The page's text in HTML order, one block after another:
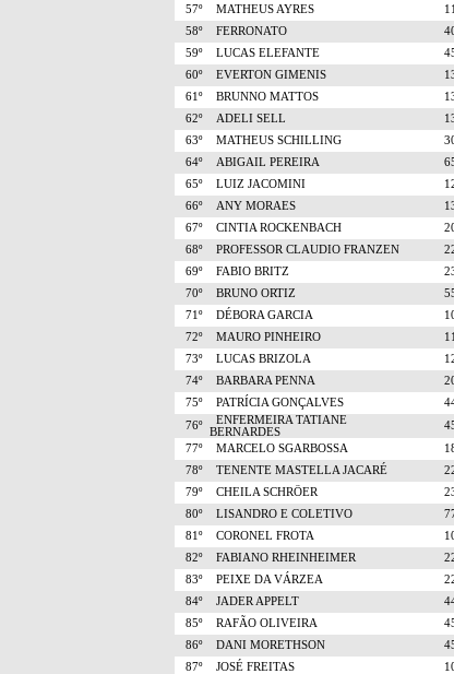
57º
MATHEUS AYRES
58º
FERRONATO
59º
LUCAS ELEFANTE
60º
EVERTON GIMENIS
61º
BRUNNO MATTOS
62º
ADELI SELL
63º
MATHEUS SCHILLING
64º
ABIGAIL PEREIRA
65º
LUIZ JACOMINI
66º
ANY MORAES
67º
CINTIA ROCKENBACH
68º
PROFESSOR CLAUDIO FRANZEN
69º
FABIO BRITZ
70º
BRUNO ORTIZ
71º
DÉBORA GARCIA
72º
MAURO PINHEIRO
73º
LUCAS BRIZOLA
74º
BARBARA PENNA
75º
PATRÍCIA GONÇALVES
76º
ENFERMEIRA TATIANE
BERNARDES
77º
MARCELO SGARBOSSA
78º
TENENTE MASTELLA JACARÉ
79º
CHEILA SCHRÖER
80º
LISANDRO E COLETIVO
81º
CORONEL FROTA
82º
FABIANO RHEINHEIMER
83º
PEIXE DA VÁRZEA
84º
JADER APPELT
85º
RAFÃO OLIVEIRA
86º
DANI MORETHSON
87º
JOSÉ FREITAS